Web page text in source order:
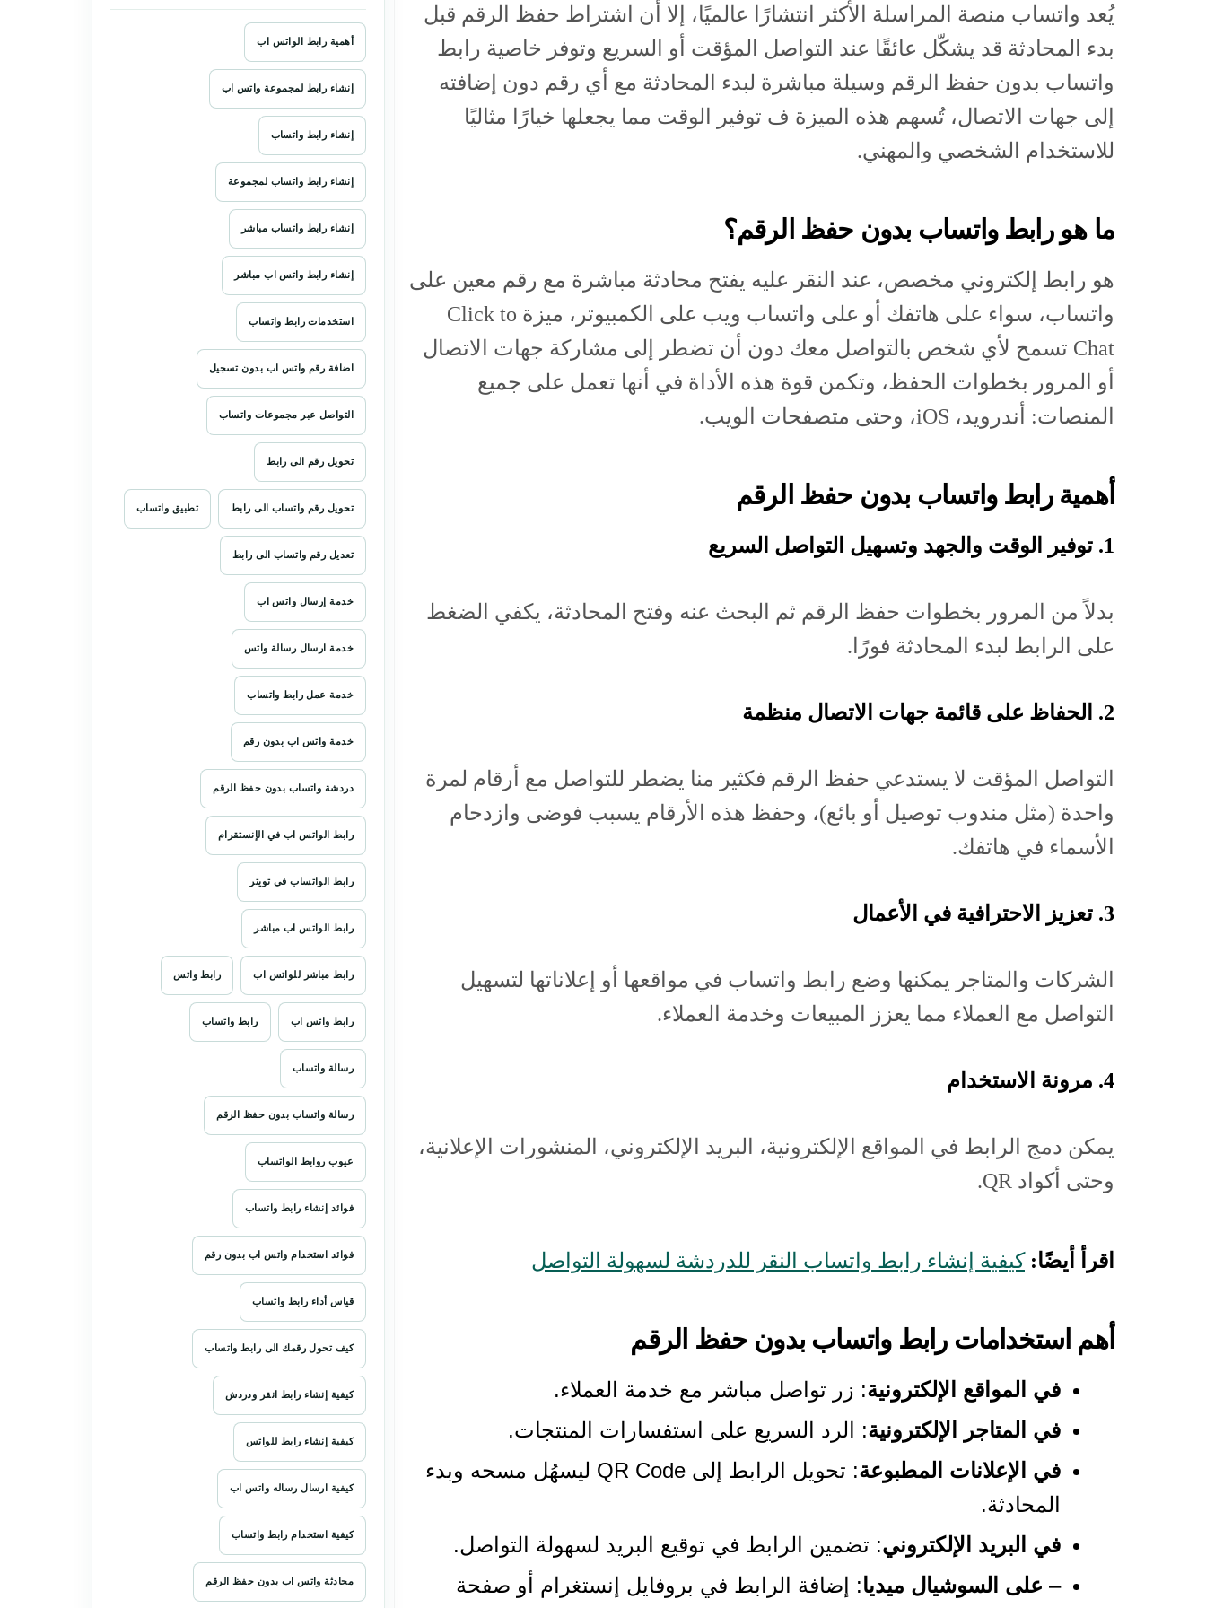
يُعد واتساب منصة المراسلة الأكثر انتشارًا عالميًا، إلا أن اشتراط حفظ الرقم قبل
بدء المحادثة قد يشكّل عائقًا عند التواصل المؤقت أو السريع وتوفر خاصية رابط
واتساب بدون حفظ الرقم وسيلة مباشرة لبدء المحادثة مع أي رقم دون إضافته
إلى جهات الاتصال، تُسهم هذه الميزة ف توفير الوقت مما يجعلها خيارًا مثاليًا
للاستخدام الشخصي والمهني.
ما هو رابط واتساب بدون حفظ الرقم؟
هو رابط إلكتروني مخصص، عند النقر عليه يفتح محادثة مباشرة مع رقم معين على
واتساب، سواء على هاتفك أو على واتساب ويب على الكمبيوتر، ميزة Click to
Chat تسمح لأي شخص بالتواصل معك دون أن تضطر إلى مشاركة جهات الاتصال
أو المرور بخطوات الحفظ، وتكمن قوة هذه الأداة في أنها تعمل على جميع
المنصات: أندرويد، iOS، وحتى متصفحات الويب.
أهمية رابط واتساب بدون حفظ الرقم
1. توفير الوقت والجهد وتسهيل التواصل السريع
بدلاً من المرور بخطوات حفظ الرقم ثم البحث عنه وفتح المحادثة، يكفي الضغط
على الرابط لبدء المحادثة فورًا.
2. الحفاظ على قائمة جهات الاتصال منظمة
التواصل المؤقت لا يستدعي حفظ الرقم فكثير منا يضطر للتواصل مع أرقام لمرة
واحدة (مثل مندوب توصيل أو بائع)، وحفظ هذه الأرقام يسبب فوضى وازدحام
الأسماء في هاتفك.
3. تعزيز الاحترافية في الأعمال
الشركات والمتاجر يمكنها وضع رابط واتساب في مواقعها أو إعلاناتها لتسهيل
التواصل مع العملاء مما يعزز المبيعات وخدمة العملاء.
4. مرونة الاستخدام
يمكن دمج الرابط في المواقع الإلكترونية، البريد الإلكتروني، المنشورات الإعلانية،
وحتى أكواد QR.
اقرأ أيضًا: كيفية إنشاء رابط واتساب النقر للدردشة لسهولة التواصل
أهم استخدامات رابط واتساب بدون حفظ الرقم
في المواقع الإلكترونية: زر تواصل مباشر مع خدمة العملاء.
في المتاجر الإلكترونية: الرد السريع على استفسارات المنتجات.
في الإعلانات المطبوعة
: تحويل الرابط إلى QR Code ليسهُل مسحه وبدء
المحادثة.
في البريد الإلكتروني: تضمين الرابط في توقيع البريد لسهولة التواصل.
– على السوشيال ميديا: إضافة الرابط في بروفايل إنستغرام أو صفحة
أهمية رابط الواتس اب
إنشاء رابط لمجموعة واتس اب
إنشاء رابط واتساب
إنشاء رابط واتساب لمجموعة
إنشاء رابط واتساب مباشر
إنشاء رابط واتس اب مباشر
استخدمات رابط واتساب
اضافة رقم واتس اب بدون تسجيل
التواصل عبر مجموعات واتساب
تحويل رقم الى رابط
تحويل رقم واتساب الى رابط تطبيق واتساب
تعديل رقم واتساب الى رابط
خدمة إرسال واتس اب
خدمة ارسال رسالة واتس
خدمة عمل رابط واتساب
خدمة واتس اب بدون رقم
دردشة واتساب بدون حفظ الرقم
رابط الواتس اب في الإنستقرام
رابط الواتساب في تويتر
رابط الواتس اب مباشر
رابط مباشر للواتس اب رابط واتس
رابط واتس اب رابط واتساب
رسالة واتساب
رسالة واتساب بدون حفظ الرقم
عيوب روابط الواتساب
فوائد إنشاء رابط واتساب
فوائد استخدام واتس اب بدون رقم
قياس أداء رابط واتساب
كيف تحول رقمك الى رابط واتساب
كيفية إنشاء رابط انقر ودردش
كيفية إنشاء رابط للواتس
كيفية ارسال رساله واتس اب
كيفية استخدام رابط واتساب
محادثة واتس اب بدون حفظ الرقم